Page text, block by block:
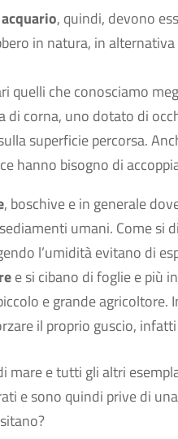
, quindi, devono
in natura, in
che conosciamo
corna, uno dotato di
superficie percorsa.
hanno bisogno di
, boschive e in generale
umani. Come si
l’umidità evitano di
e si cibano di foglie e più
e grande agricoltore.
il proprio guscio,
mare e tutti gli altri
e sono quindi prive di